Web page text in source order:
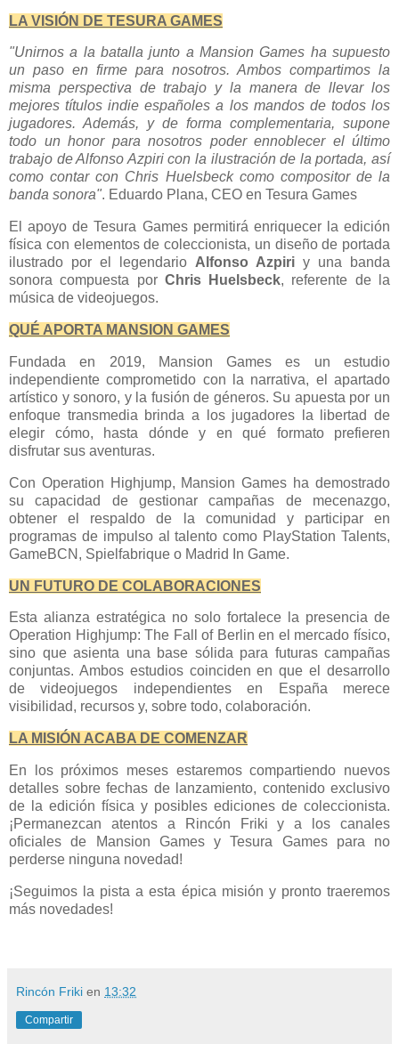
LA VISIÓN DE TESURA GAMES
"Unirnos a la batalla junto a Mansion Games ha supuesto
un paso en firme para nosotros. Ambos compartimos la
misma perspectiva de trabajo y la manera de llevar los
mejores títulos indie españoles a los mandos de todos los
jugadores. Además, y de forma complementaria, supone
todo un honor para nosotros poder ennoblecer el último
trabajo de Alfonso Azpiri con la ilustración de la portada, así
como contar con Chris Huelsbeck como compositor de la
banda sonora". Eduardo Plana, CEO en Tesura Games
El apoyo de Tesura Games permitirá enriquecer la edición
física con elementos de coleccionista, un diseño de portada
ilustrado por el legendario Alfonso Azpiri y una banda
sonora compuesta por Chris Huelsbeck, referente de la
música de videojuegos.
QUÉ APORTA MANSION GAMES
Fundada en 2019, Mansion Games es un estudio
independiente comprometido con la narrativa, el apartado
artístico y sonoro, y la fusión de géneros. Su apuesta por un
enfoque transmedia brinda a los jugadores la libertad de
elegir cómo, hasta dónde y en qué formato prefieren
disfrutar sus aventuras.
Con Operation Highjump, Mansion Games ha demostrado
su capacidad de gestionar campañas de mecenazgo,
obtener el respaldo de la comunidad y participar en
programas de impulso al talento como PlayStation Talents,
GameBCN, Spielfabrique o Madrid In Game.
UN FUTURO DE COLABORACIONES
Esta alianza estratégica no solo fortalece la presencia de
Operation Highjump: The Fall of Berlin en el mercado físico,
sino que asienta una base sólida para futuras campañas
conjuntas. Ambos estudios coinciden en que el desarrollo
de videojuegos independientes en España merece
visibilidad, recursos y, sobre todo, colaboración.
LA MISIÓN ACABA DE COMENZAR
En los próximos meses estaremos compartiendo nuevos
detalles sobre fechas de lanzamiento, contenido exclusivo
de la edición física y posibles ediciones de coleccionista.
¡Permanezcan atentos a Rincón Friki y a los canales
oficiales de Mansion Games y Tesura Games para no
perderse ninguna novedad!
¡Seguimos la pista a esta épica misión y pronto traeremos
más novedades!
Rincón Friki en 13:32
Compartir